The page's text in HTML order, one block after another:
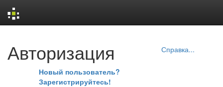
navigation
Авторизация Справка...
Новый пользователь?
Зарегистрируйтесь!